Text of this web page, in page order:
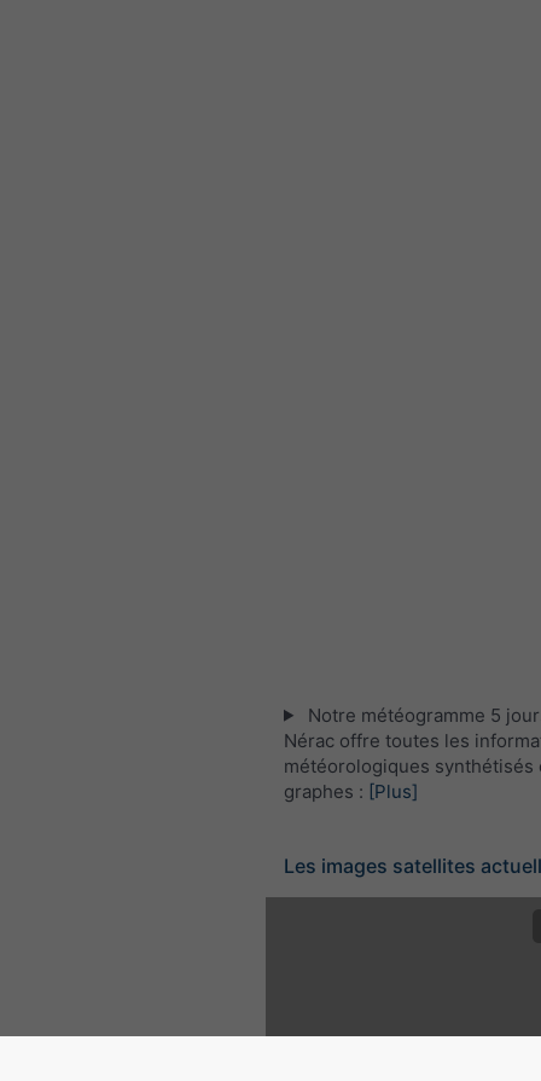
Notre météogramme 5
Nérac offre toutes les
météorologiques synthétisés
graphes : [Plus]
Les images satellites